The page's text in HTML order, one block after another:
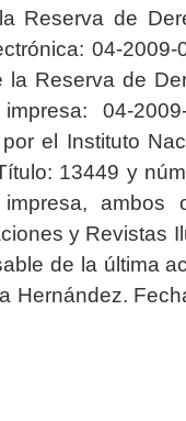
Reserva de
04-2009-
la Reserva de
04-2009-
el Instituto
13449 y
ambos
y Revistas
de la última
Hernández.